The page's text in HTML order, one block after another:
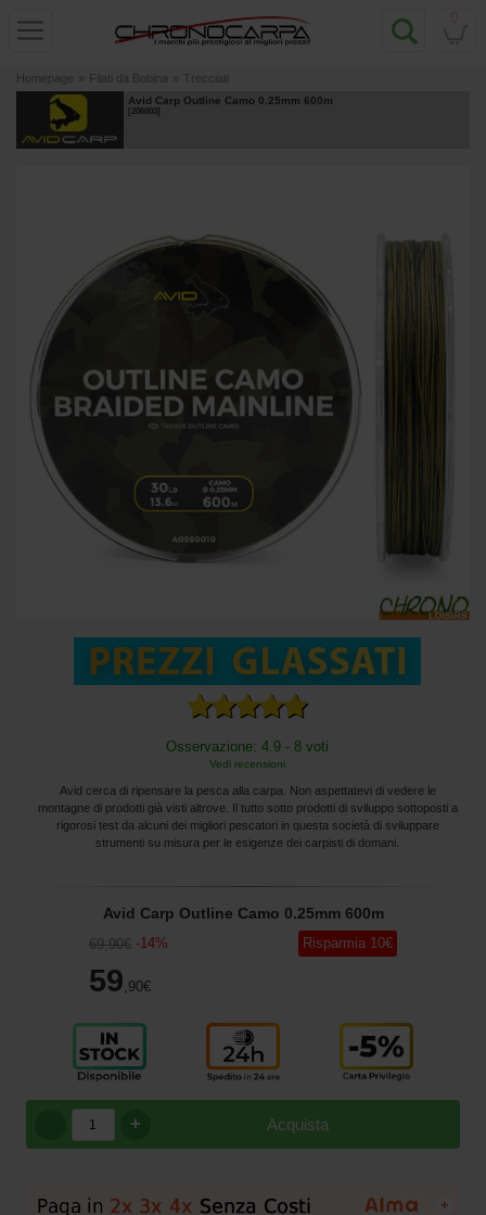
Homepage » Filati da Bobina » Trecciati
Avid Carp Outline Camo 0.25mm 600m
[206003]
Osservazione: 4.9 - 8 voti
Vedi recensioni
Avid cerca di ripensare la pesca alla carpa. Non aspettatevi di vedere le
montagne di prodotti già visti altrove. Il tutto sotto prodotti di sviluppo sottoposti a
rigorosi test da alcuni dei migliori pescatori in questa società di sviluppare
strumenti su misura per le esigenze dei carpisti di domani.
Avid Carp Outline Camo 0.25mm 600m
69,90€ -14%
59 ,90€
Risparmia 10€
Acquista
+
+